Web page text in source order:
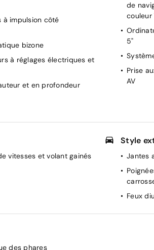
à impulsion côté
bizone
à réglages électriques et
et en profondeur
60/40
vitesses
et passager avec miroir
de
couleur
5"
Prise
AV
vitesses et volant gainés
Style
Jantes
Feux
des phares